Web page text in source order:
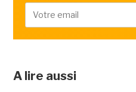
A lire aussi